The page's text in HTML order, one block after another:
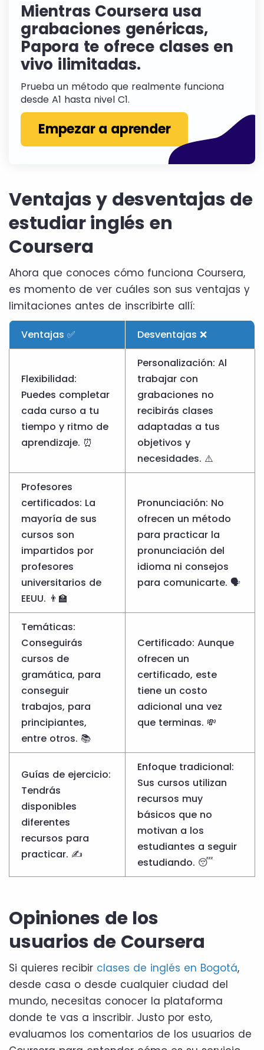
Mientras Coursera usa
grabaciones genéricas,
Papora te ofrece clases en
vivo ilimitadas.
Prueba un método que realmente funciona
desde A1 hasta nivel C1.
Empezar a aprender
Ventajas y desventajas de
estudiar inglés en
Coursera
Ahora que conoces cómo funciona Coursera,
es momento de ver cuáles son sus ventajas y
limitaciones antes de inscribirte allí:
Ventajas ✅ Desventajas ❌
Flexibilidad:
Puedes completar
cada curso a tu
tiempo y ritmo de
aprendizaje. ⏰
Personalización: Al
trabajar con
grabaciones no
recibirás clases
adaptadas a tus
objetivos y
necesidades. ⚠️
Profesores
certificados: La
mayoría de sus
cursos son
impartidos por
profesores
universitarios de
EEUU. 👨‍🏫
Pronunciación: No
ofrecen un método
para practicar la
pronunciación del
idioma ni consejos
para comunicarte. 🗣️
Temáticas:
Conseguirás
cursos de
gramática, para
conseguir
trabajos, para
principiantes,
entre otros. 📚
Certificado: Aunque
ofrecen un
certificado, este
tiene un costo
adicional una vez
que terminas. 💸
Guías de ejercicio:
Tendrás
disponibles
diferentes
recursos para
practicar. ✍️
Enfoque tradicional:
Sus cursos utilizan
recursos muy
básicos que no
motivan a los
estudiantes a seguir
estudiando. 😴
Opiniones de los
usuarios de Coursera
Si quieres recibir clases de inglés en Bogotá,
desde casa o desde cualquier ciudad del
mundo, necesitas conocer la plataforma
donde te vas a inscribir. Justo por esto,
evaluamos los comentarios de los usuarios de